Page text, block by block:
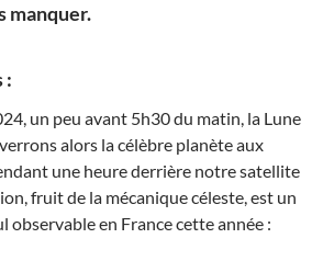
manquer.
:
un peu avant 5h30 du matin, la Lune
alors la célèbre planète aux
une heure derrière notre satellite
fruit de la mécanique céleste, est un
observable en France cette année :